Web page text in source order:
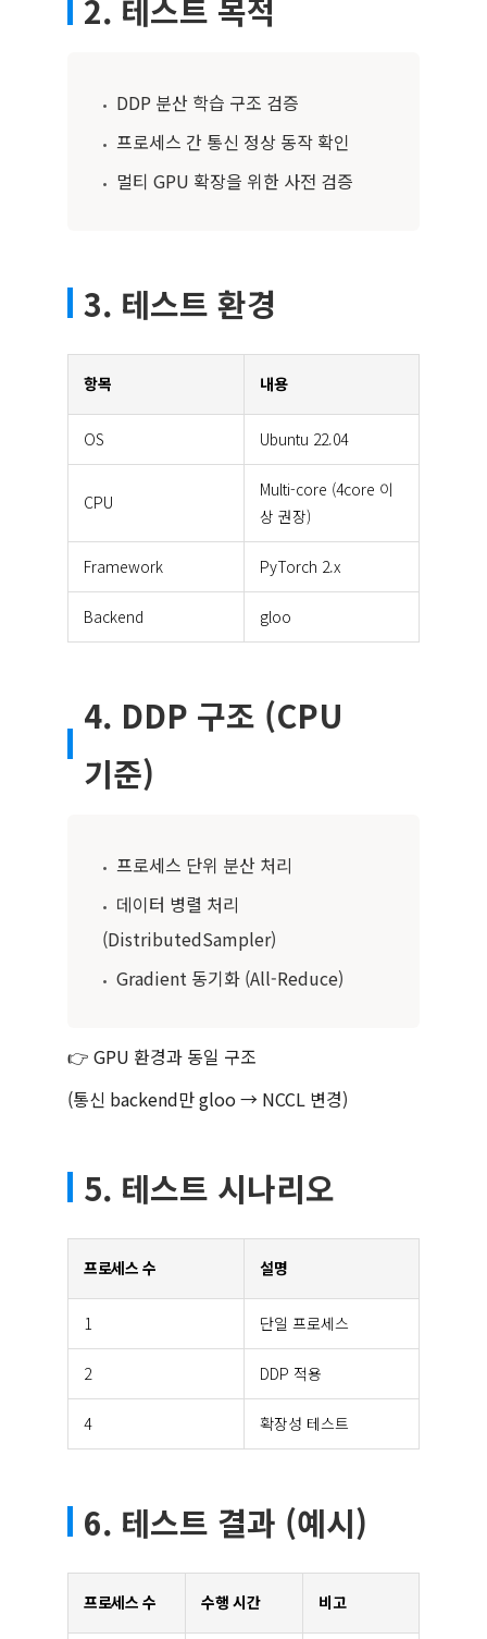
2. 테스트 목적
• DDP 분산 학습 구조 검증
• 프로세스 간 통신 정상 동작 확인
• 멀티 GPU 확장을 위한 사전 검증
3. 테스트 환경
항목 내용
OS Ubuntu 22.04
CPU
Multi-core (4core 이
상 권장)
Framework PyTorch 2.x
Backend gloo
4. DDP 구조 (CPU
기준)
• 프로세스 단위 분산 처리
• 데이터 병렬 처리
(DistributedSampler)
• Gradient 동기화 (All-Reduce)
👉 GPU 환경과 동일 구조
(통신 backend만 gloo → NCCL 변경)
5. 테스트 시나리오
프로세스 수 설명
1 단일 프로세스
2 DDP 적용
4 확장성 테스트
6. 테스트 결과 (예시)
프로세스 수 수행 시간 비고